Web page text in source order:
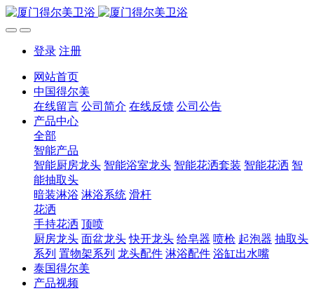
登录 注册
网站首页
中国得尔美
在线留言 公司简介 在线反馈 公司公告
产品中心
全部
智能产品
智能厨房龙头 智能浴室龙头 智能花洒套装 智能花洒 智
能抽取头
暗装淋浴 淋浴系统 滑杆
花洒
手持花洒 顶喷
厨房龙头 面盆龙头 快开龙头 给皂器 喷枪 起泡器 抽取头
系列 置物架系列 龙头配件 淋浴配件 浴缸出水嘴
泰国得尔美
产品视频